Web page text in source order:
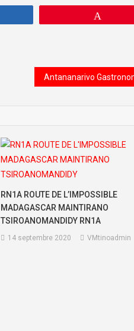
RN1A ROUTE DE L’IMPOSSIBLE
MADAGASCAR MAINTIRANO
TSIROANOMANDIDY RN1A
14 septembre 2020 VMtinoadmin